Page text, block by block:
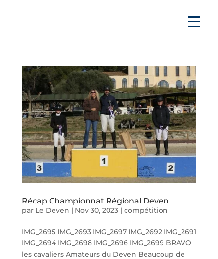
Récap Championnat Régional Deven
par Le Deven | Nov 30, 2023| compétition
IMG_2695 IMG_2693 IMG_2697 IMG_2692 IMG_2691
IMG_2694 IMG_2698 IMG_2696 IMG_2699 BRAVO
les cavaliers Amateurs du Deven Beaucoup de